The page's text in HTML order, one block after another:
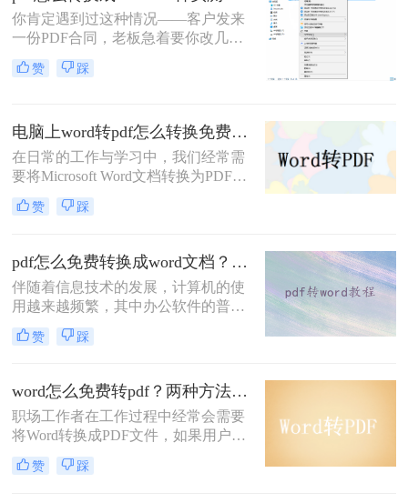
word呢？本文将为您介绍几种方法和
工具，让您轻松实现这个目标。
你肯定遇到过这种情况——客户发来
一份PDF合同，老板急着要你改几个
字；老师上传的PDF课件，你想复制
一段做笔记；或者自己扫描的纸质文
者，“pdf怎么转换成word”绝对是高频
刚需。
赞 踩
电脑上word转pdf怎么转换免费？试试这四种方法！
在日常的工作与学习中，我们经常需
要将Microsoft Word文档转换为PDF格
式。PDF文件因其跨平台兼容性和版
式的稳定性而成为分享和存档文档的
转换免费呢？本文将向您介绍几种在
电脑上免费将Word文档转换为PDF的
方法，适用于Windows和macOS操作
系统。
赞 踩
pdf怎么免费转换成word文档？亲测好用的方法分享！
伴随着信息技术的发展，计算机的使
用越来越频繁，其中办公软件的普及
也使大家的工作效率越来越高，对于
很多人来说，电脑已经成为生活的一
练，相应的操作要求也越来越高，其
中还有 PDF文件格式转换，想要将
pdf转换成word文档，这个问题把握好
了，可以让工作更快捷，对于这种pdf
转word之后怎么编辑，下面一看看pdf
怎么免费转换成word文档吧。
赞 踩
word怎么免费转pdf？两种方法轻松转换！
职场工作者在工作过程中经常会需要
将Word转换成PDF文件，如果用户直
接在Word软件中转换，操作相对比较
麻烦，如果需要将大量的Word文件转
赞 踩